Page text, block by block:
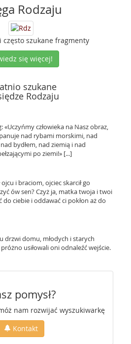
Rodzaju
często szukane fragmenty
się więcej!
szukane
Rodzaju
«Uczyńmy człowieka na Nasz obraz,
nad rybami morskimi, nad
bydłem, nad ziemią i nad
po ziemi!» [...]
i braciom, ojciec skarcił go
ów sen? Czyż ja, matka twoja i twoi
ciebie i oddawać ci pokłon aż do
drzwi domu, młodych i starych
usiłowali oni odnaleźć wejście.
pomysł?
nam rozwijać wyszukiwarkę
Kontakt